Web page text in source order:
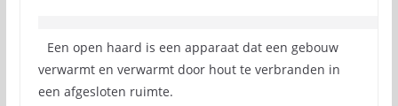
Een open haard is een apparaat dat een gebouw
verwarmt en verwarmt door hout te verbranden in
een afgesloten ruimte.